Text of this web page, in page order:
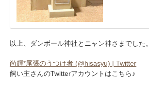
以上、ダンボール神社とニャン神さまでした。
尚輝*尾張のうつけ者 (@hisasyu) | Twitter
飼い主さんのTwitterアカウントはこちら♪